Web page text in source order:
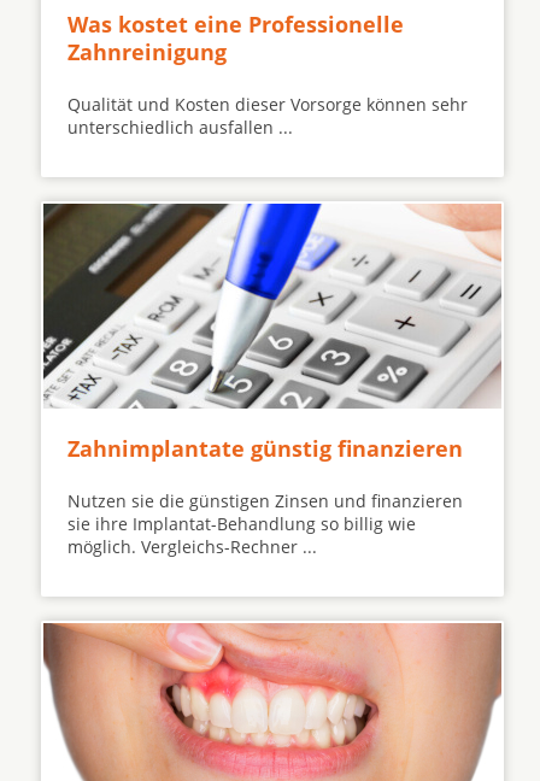
Was kostet eine Professionelle
Zahnreinigung
Qualität und Kosten dieser Vorsorge können sehr
unterschiedlich ausfallen ...
Zahnimplantate günstig finanzieren
Nutzen sie die günstigen Zinsen und finanzieren
sie ihre Implantat-Behandlung so billig wie
möglich. Vergleichs-Rechner ...